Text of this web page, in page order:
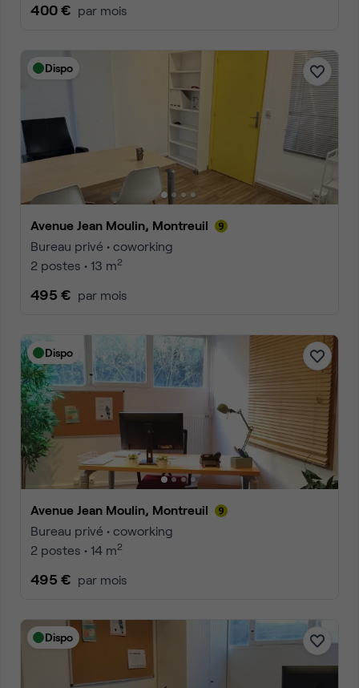
400 € par mois
Dispo
Avenue Jean Moulin, Montreuil
Bureau privé • coworking
2 postes • 13 m2
495 € par mois
Dispo
Avenue Jean Moulin, Montreuil
Bureau privé • coworking
2 postes • 14 m2
495 € par mois
Dispo